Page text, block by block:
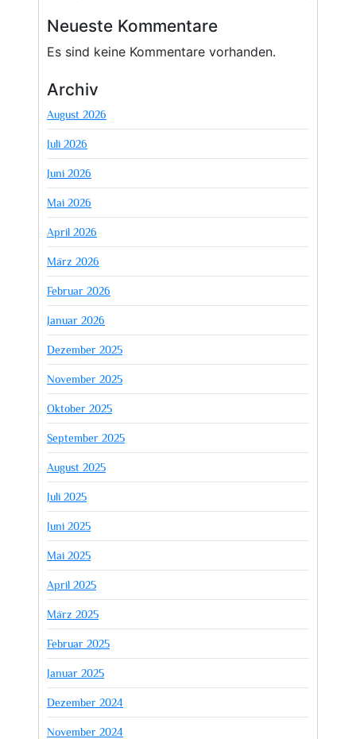
Neueste Kommentare
Es sind keine Kommentare vorhanden.
Archiv
August 2026
Juli 2026
Juni 2026
Mai 2026
April 2026
März 2026
Februar 2026
Januar 2026
Dezember 2025
November 2025
Oktober 2025
September 2025
August 2025
Juli 2025
Juni 2025
Mai 2025
April 2025
März 2025
Februar 2025
Januar 2025
Dezember 2024
November 2024